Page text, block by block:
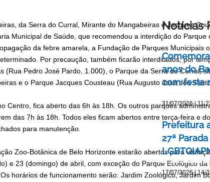
da Serra do Curral, Mirante do Mangabeiras e Jacques
Municipal de Saúde, que recomendou a interdição do Parque
da febre amarela, a Fundação de Parques Municipais
Por precaução, também ficarão interditados, por
(Rua Pedro José Pardo, 1.000), o Parque da Serra do Curral,
e o Parque Jacques Cousteau (Rua Augusto José dos
Centro, fica aberto das 6h às 18h. Os outros parques
das 7h às 18h. Todos eles ficam abertos entre terça-feira e
para manutenção.
Zoo-Botânica de Belo Horizonte estarão abertos para
e 23 (domingo) de abril, com exceção do Parque Ecológico da
horários de funcionamento serão: Jardim Zoológico, Jardim
Notícias
anos do
com festa
31/07/2026 |
Prefeitura
27ª
17/07/2026 |